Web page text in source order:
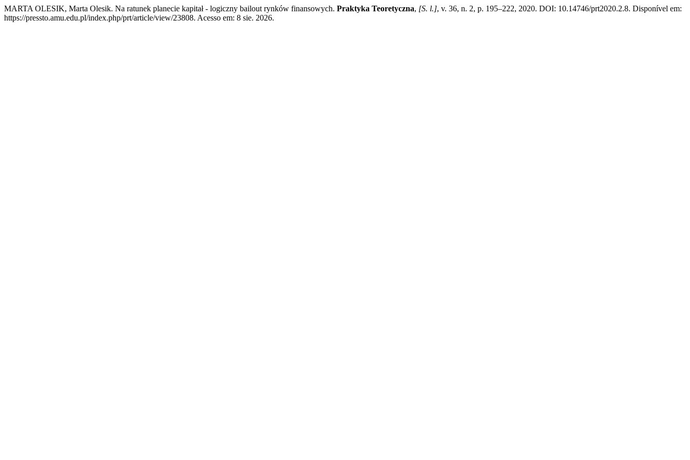
MARTA OLESIK, Marta Olesik. Na ratunek planecie kapitał - logiczny bailout rynków finansowych. Praktyka Teoretyczna, [S. l.], v. 36, n. 2, p. 195–222, 2020. DOI: 10.14746/prt2020.2.8. Disponível em:
https://pressto.amu.edu.pl/index.php/prt/article/view/23808. Acesso em: 8 sie. 2026.